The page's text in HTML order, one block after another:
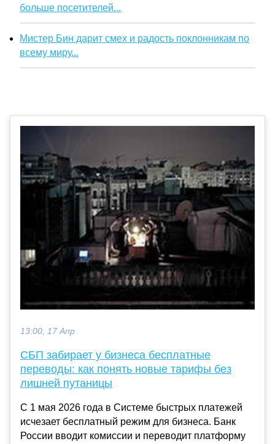
больше посетителей...
Мистер Бин дарит смех и радость поклонникам по
всему миру...
13:00, 17 Апр
СБП забирает у бизнеса бесплатные
переводы: как понять новые тарифы без
лишней путаницы
С 1 мая 2026 года в Системе быстрых платежей
исчезает бесплатный режим для бизнеса. Банк
России вводит комиссии и переводит платформу